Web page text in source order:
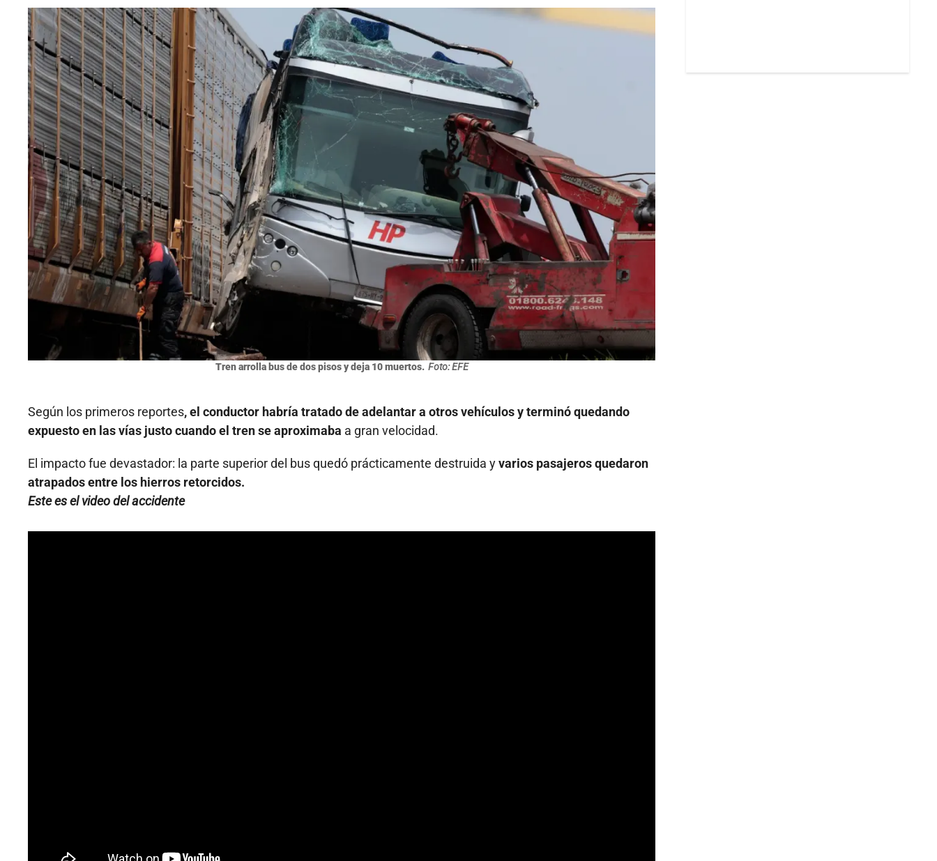
Tren arrolla bus de dos pisos y deja 10 muertos. Foto: EFE
Según los primeros reportes, el conductor habría tratado de adelantar a otros vehículos y terminó quedando
expuesto en las vías justo cuando el tren se aproximaba a gran velocidad.
El impacto fue devastador: la parte superior del bus quedó prácticamente destruida yvarios pasajeros quedaron
atrapados entre los hierros retorcidos.
Este es el video del accidente